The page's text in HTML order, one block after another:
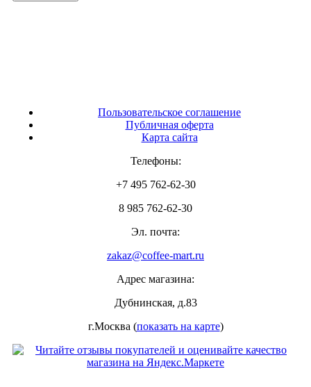
Пользовательское соглашение
Публичная оферта
Карта сайта
Телефоны:
+7 495 762-62-30
8 985 762-62-30
Эл. почта:
zakaz@coffee-mart.ru
Адрес магазина:
Дубнинская, д.83
г.Москва (показать на карте)